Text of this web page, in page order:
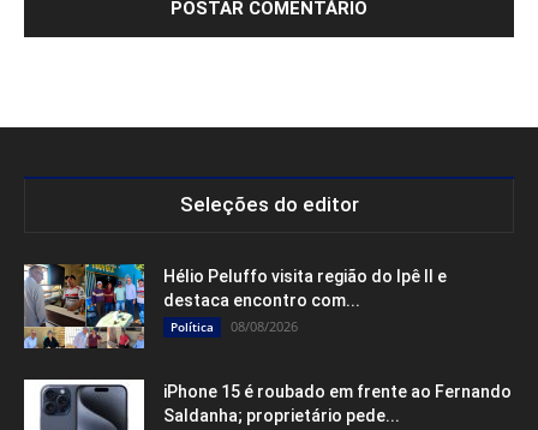
Seleções do editor
Hélio Peluffo visita região do Ipê II e
destaca encontro com...
Política 08/08/2026
iPhone 15 é roubado em frente ao Fernando
Saldanha; proprietário pede...